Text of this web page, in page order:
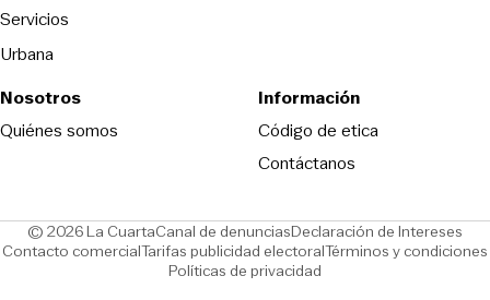
Servicios
Urbana
Nosotros
Quiénes somos
Información
Código de eticaOpens in new
Contáctanos
© 2026 La CuartaCanal de denunciasOpens in new window
Declaración de Intereses
Contacto comercialOpens in new window
Tarifas publicidad electoralOpens in new window
Términos y condiciones
Políticas de privacidad